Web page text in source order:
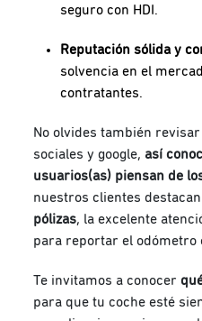
seguro con HDI.
Reputación sólida y
solvencia en el
contratantes.
No olvides también
sociales y google, así
usuarios(as) piensan de
nuestros clientes
pólizas, la excelente
para reportar el odómetro
Te invitamos a conocer
para que tu coche esté